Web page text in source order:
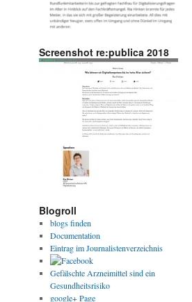
Screenshot re:publica 2018
Blogroll
blogs finden
Documentation
Eintrag im Journalistenverzeichnis
Gefälschte Arzneimittel sind ein
Gesundheitsrisiko
google+ Page